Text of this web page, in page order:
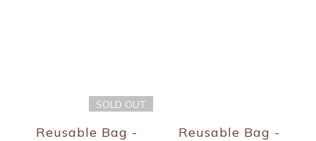
SOLD OUT
Reusable Bag -
Reusable Bag -